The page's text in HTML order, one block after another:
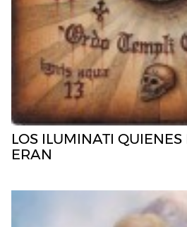
LOS ILUMINATI
ERAN